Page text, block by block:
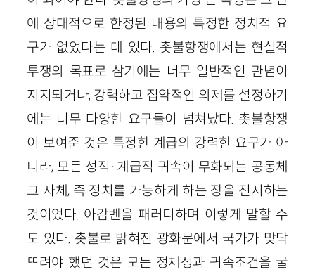
에 상대적으로 한정된 내용의 특정한 정치적 요
구가 없었다는 데 있다. 촛불항쟁에서는 현실적
투쟁의 목표로 삼기에는 너무 일반적인 관념이
지지되거나, 강력하고 집약적인 의제를 설정하기
에는 너무 다양한 요구들이 넘쳐났다. 촛불항쟁
이 보여준 것은 특정한 계급의 강력한 요구가 아
니라, 모든 성적·계급적 귀속이 무화되는 공동체
그 자체, 즉 정치를 가능하게 하는 장을 전시하는
것이었다. 아감벤을 패러디하며 이렇게 말할 수
도 있다. 촛불로 밝혀진 광화문에서 국가가 맞닥
뜨려야 했던 것은 모든 정체성과 귀속조건을 굴